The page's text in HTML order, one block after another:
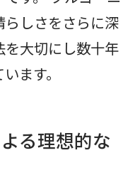
らしさをさらに深
大切にし数十年
ます。
る理想的な